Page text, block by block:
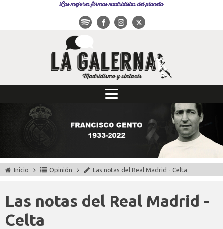
Las mejores firmas madridistas del planeta
Inicio Opinión Las notas del Real Madrid - Celta
Las notas del Real Madrid -
Celta